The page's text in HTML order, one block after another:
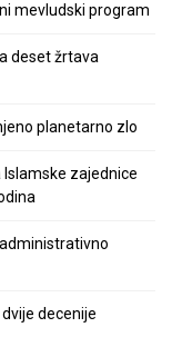
mevludski program
deset žrtava
planetarno zlo
zajednice
decenije